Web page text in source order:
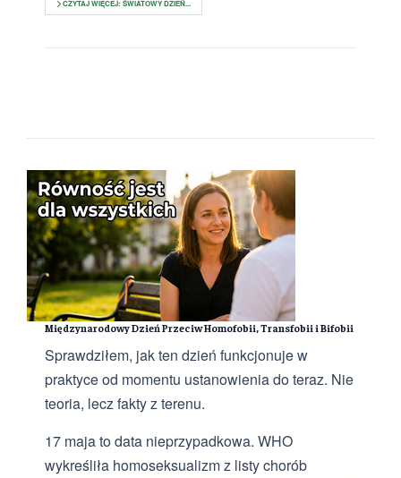
CZYTAJ WIĘCEJ: ŚWIATOWY DZIEŃ...
Międzynarodowy Dzień Przeciw Homofobii, Transfobii i Bifobii
Sprawdziłem, jak ten dzień funkcjonuje w
praktyce od momentu ustanowienia do teraz. Nie
teoria, lecz fakty z terenu.
17 maja to data nieprzypadkowa. WHO
wykreśliła homoseksualizm z listy chorób